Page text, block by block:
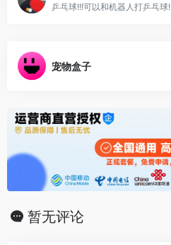
乒乓球!!!可以和机器人打乒乓球!
宠物盒子
暂无评论